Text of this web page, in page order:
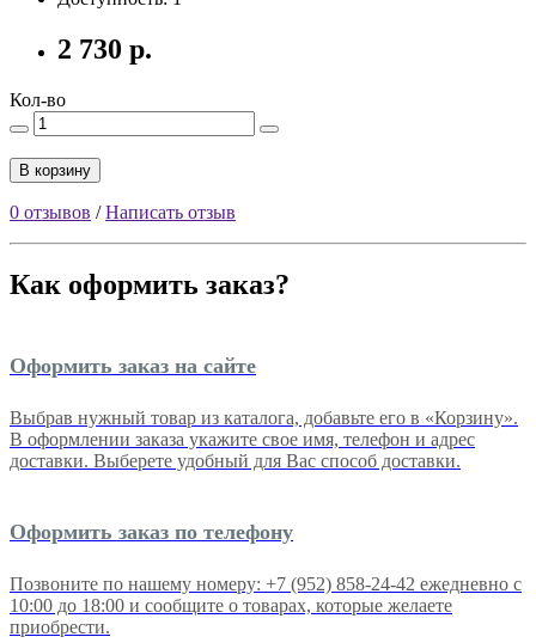
2 730 р.
Кол-во
В корзину
0 отзывов /Написать отзыв
Как оформить заказ?
Оформить заказ на сайте
Выбрав нужный товар из каталога, добавьте его в «Корзину».
В оформлении заказа укажите свое имя, телефон и адрес
доставки. Выберете удобный для Вас способ доставки.
Оформить заказ по телефону
Позвоните по нашему номеру: +7 (952) 858-24-42 ежедневно с
10:00 до 18:00 и сообщите о товарах, которые желаете
приобрести.